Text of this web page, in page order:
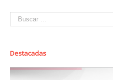
Destacadas